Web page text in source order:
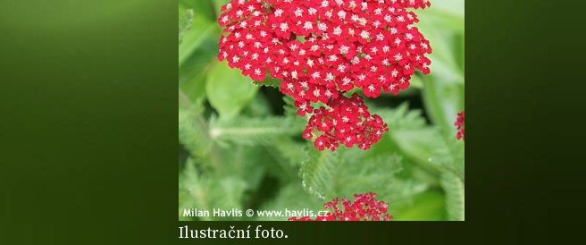
Ilustrační foto.